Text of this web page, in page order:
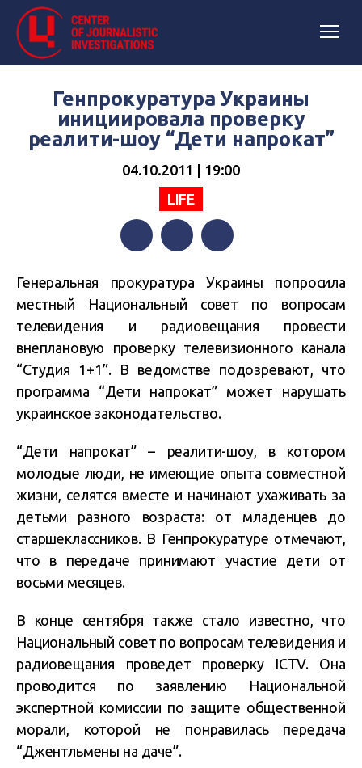
Генпрокуратура Украины
инициировала проверку
реалити-шоу “Дети напрокат”
04.10.2011 | 19:00
LIFE
Генеральная прокуратура Украины попросила
местный Национальный совет по вопросам
телевидения и радиовещания провести
внеплановую проверку телевизионного канала
“Студия 1+1”. В ведомстве подозревают, что
программа “Дети напрокат” может нарушать
украинское законодательство.
“Дети напрокат” – реалити-шоу, в котором
молодые люди, не имеющие опыта совместной
жизни, селятся вместе и начинают ухаживать за
детьми разного возраста: от младенцев до
старшеклассников. В Генпрокуратуре отмечают,
что в передаче принимают участие дети от
восьми месяцев.
В конце сентября также стало известно, что
Национальный совет по вопросам телевидения и
радиовещания проведет проверку ICTV. Она
проводится по заявлению Национальной
экспертной комиссии по защите общественной
морали, которой не понравилась передача
“Джентльмены на даче”.